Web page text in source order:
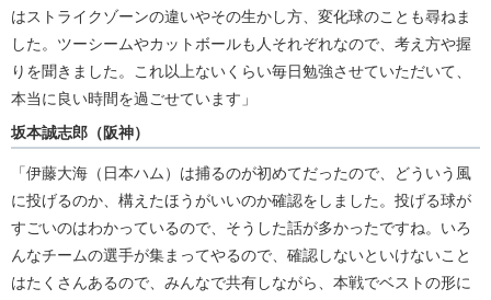
はストライクゾーンの違いやその生かし方、変化球のことも尋ねま
した。ツーシームやカットボールも人それぞれなので、考え方や握
りを聞きました。これ以上ないくらい毎日勉強させていただいて、
本当に良い時間を過ごせています」
坂本誠志郎（阪神）
「伊藤大海（日本ハム）は捕るのが初めてだったので、どういう風
に投げるのか、構えたほうがいいのか確認をしました。投げる球が
すごいのはわかっているので、そうした話が多かったですね。いろ
んなチームの選手が集まってやるので、確認しないといけないこと
はたくさんあるので、みんなで共有しながら、本戦でベストの形に